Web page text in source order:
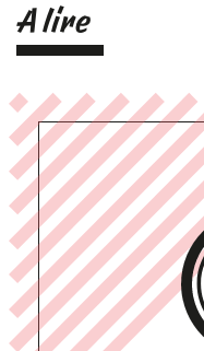
A lire